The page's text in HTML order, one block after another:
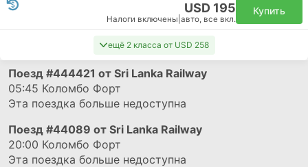
USD 195
Налоги включены авто, все вкл.
Купить
ещё 2 класса от USD 258
Поезд #444421 от Sri Lanka Railway
05:45 Коломбо Форт
Эта поездка больше недоступна
Поезд #44089 от Sri Lanka Railway
20:00 Коломбо Форт
Эта поездка больше недоступна